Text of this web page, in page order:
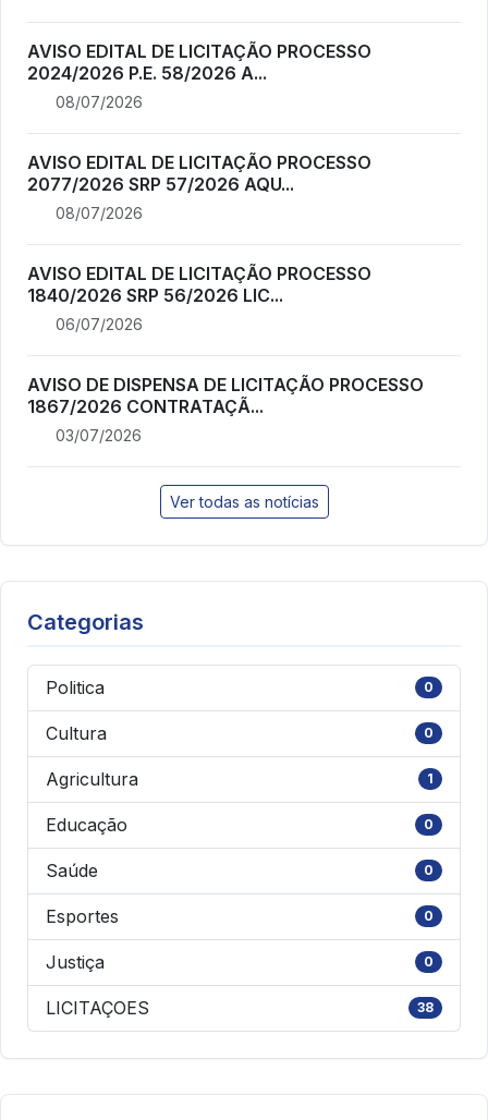
AVISO EDITAL DE LICITAÇÃO PROCESSO
2024/2026 P.E. 58/2026 A...
08/07/2026
AVISO EDITAL DE LICITAÇÃO PROCESSO
2077/2026 SRP 57/2026 AQU...
08/07/2026
AVISO EDITAL DE LICITAÇÃO PROCESSO
1840/2026 SRP 56/2026 LIC...
06/07/2026
AVISO DE DISPENSA DE LICITAÇÃO PROCESSO
1867/2026 CONTRATAÇÃ...
03/07/2026
Ver todas as notícias
Categorias
Politica 0
Cultura 0
Agricultura 1
Educação 0
Saúde 0
Esportes 0
Justiça 0
LICITAÇOES 38